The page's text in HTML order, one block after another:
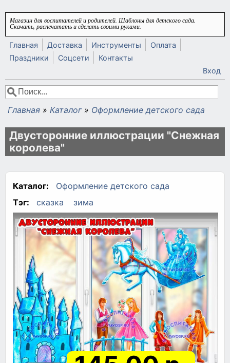
Перейти к основному содержанию
Магазин для воспитателей и родителей. Шаблоны для детского сада.
Скачать, распечатать и сделать своими руками.
Главная Доставка Инструменты
Оплата
Праздники
Соцсети
Контакты
Вход
Форма поиска
Поиск
Вы здесь
Главная » Каталог » Оформление детского сада
Двусторонние иллюстрации "Снежная
королева"
Каталог:
Оформление детского сада
Тэг:
сказка зима